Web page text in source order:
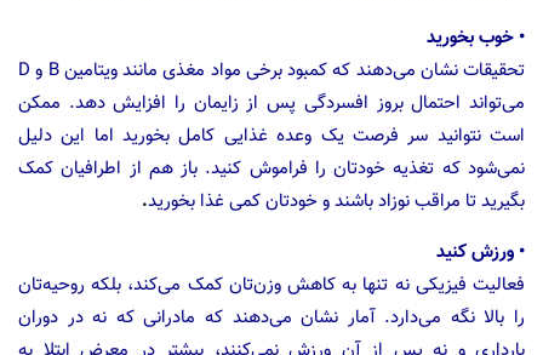
• خوب بخورید
تحقیقات نشان می‌دهند که کمبود برخی مواد مغذی مانند ویتامین B و D
می‌تواند احتمال بروز افسردگی پس از زایمان را افزایش دهد. ممکن
است نتوانید سر فرصت یک وعده غذایی کامل بخورید اما این دلیل
نمی‌شود که تغذیه خودتان را فراموش کنید. باز هم از اطرافیان کمک
بگیرید تا مراقب نوزاد باشند و خودتان کمی غذا بخورید.
• ورزش کنید
فعالیت فیزیکی نه تنها به کاهش وزن‌تان کمک می‌کند، بلکه روحیه‌تان
را بالا نگه می‌دارد. آمار نشان می‌دهند که مادرانی که نه در دوران